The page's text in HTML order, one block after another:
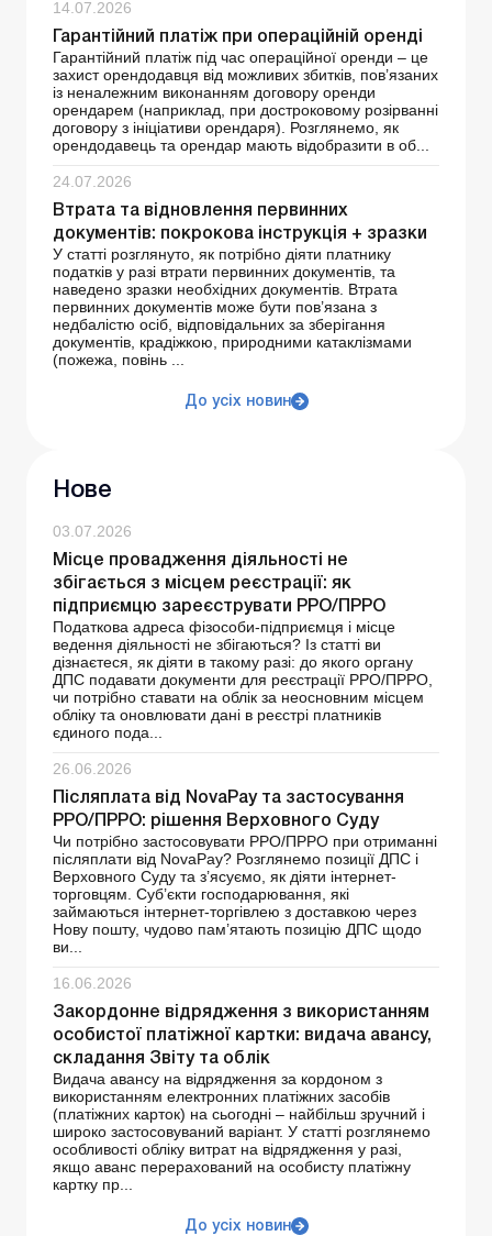
14.07.2026
Гарантійний платіж при операційній оренді
Гарантійний платіж під час операційної оренди – це
захист орендодавця від можливих збитків, пов’язаних
із неналежним виконанням договору оренди
орендарем (наприклад, при достроковому розірванні
договору з ініціативи орендаря). Розглянемо, як
орендодавець та орендар мають відобразити в об...
24.07.2026
Втрата та відновлення первинних
документів: покрокова інструкція + зразки
У статті розглянуто, як потрібно діяти платнику
податків у разі втрати первинних документів, та
наведено зразки необхідних документів. Втрата
первинних документів може бути пов’язана з
недбалістю осіб, відповідальних за зберігання
документів, крадіжкою, природними катаклізмами
(пожежа, повінь ...
До усіх новин
Нове
03.07.2026
Місце провадження діяльності не
збігається з місцем реєстрації: як
підприємцю зареєструвати РРО/ПРРО
Податкова адреса фізособи-підприємця і місце
ведення діяльності не збігаються? Із статті ви
дізнаєтеся, як діяти в такому разі: до якого органу
ДПС подавати документи для реєстрації РРО/ПРРО,
чи потрібно ставати на облік за неосновним місцем
обліку та оновлювати дані в реєстрі платників
єдиного пода...
26.06.2026
Післяплата від NovaРay та застосування
РРО/ПРРО: рішення Верховного Суду
Чи потрібно застосовувати РРО/ПРРО при отриманні
післяплати від NovaPay? Розглянемо позиції ДПС і
Верховного Суду та з’ясуємо, як діяти інтернет-
торговцям. Суб’єкти господарювання, які
займаються інтернет-торгівлею з доставкою через
Нову пошту, чудово пам’ятають позицію ДПС щодо
ви...
16.06.2026
Закордонне відрядження з використанням
особистої платіжної картки: видача авансу,
складання Звіту та облік
Видача авансу на відрядження за кордоном з
використанням електронних платіжних засобів
(платіжних карток) на сьогодні – найбільш зручний і
широко застосовуваний варіант. У статті розглянемо
особливості обліку витрат на відрядження у разі,
якщо аванс перерахований на особисту платіжну
картку пр...
До усіх новин